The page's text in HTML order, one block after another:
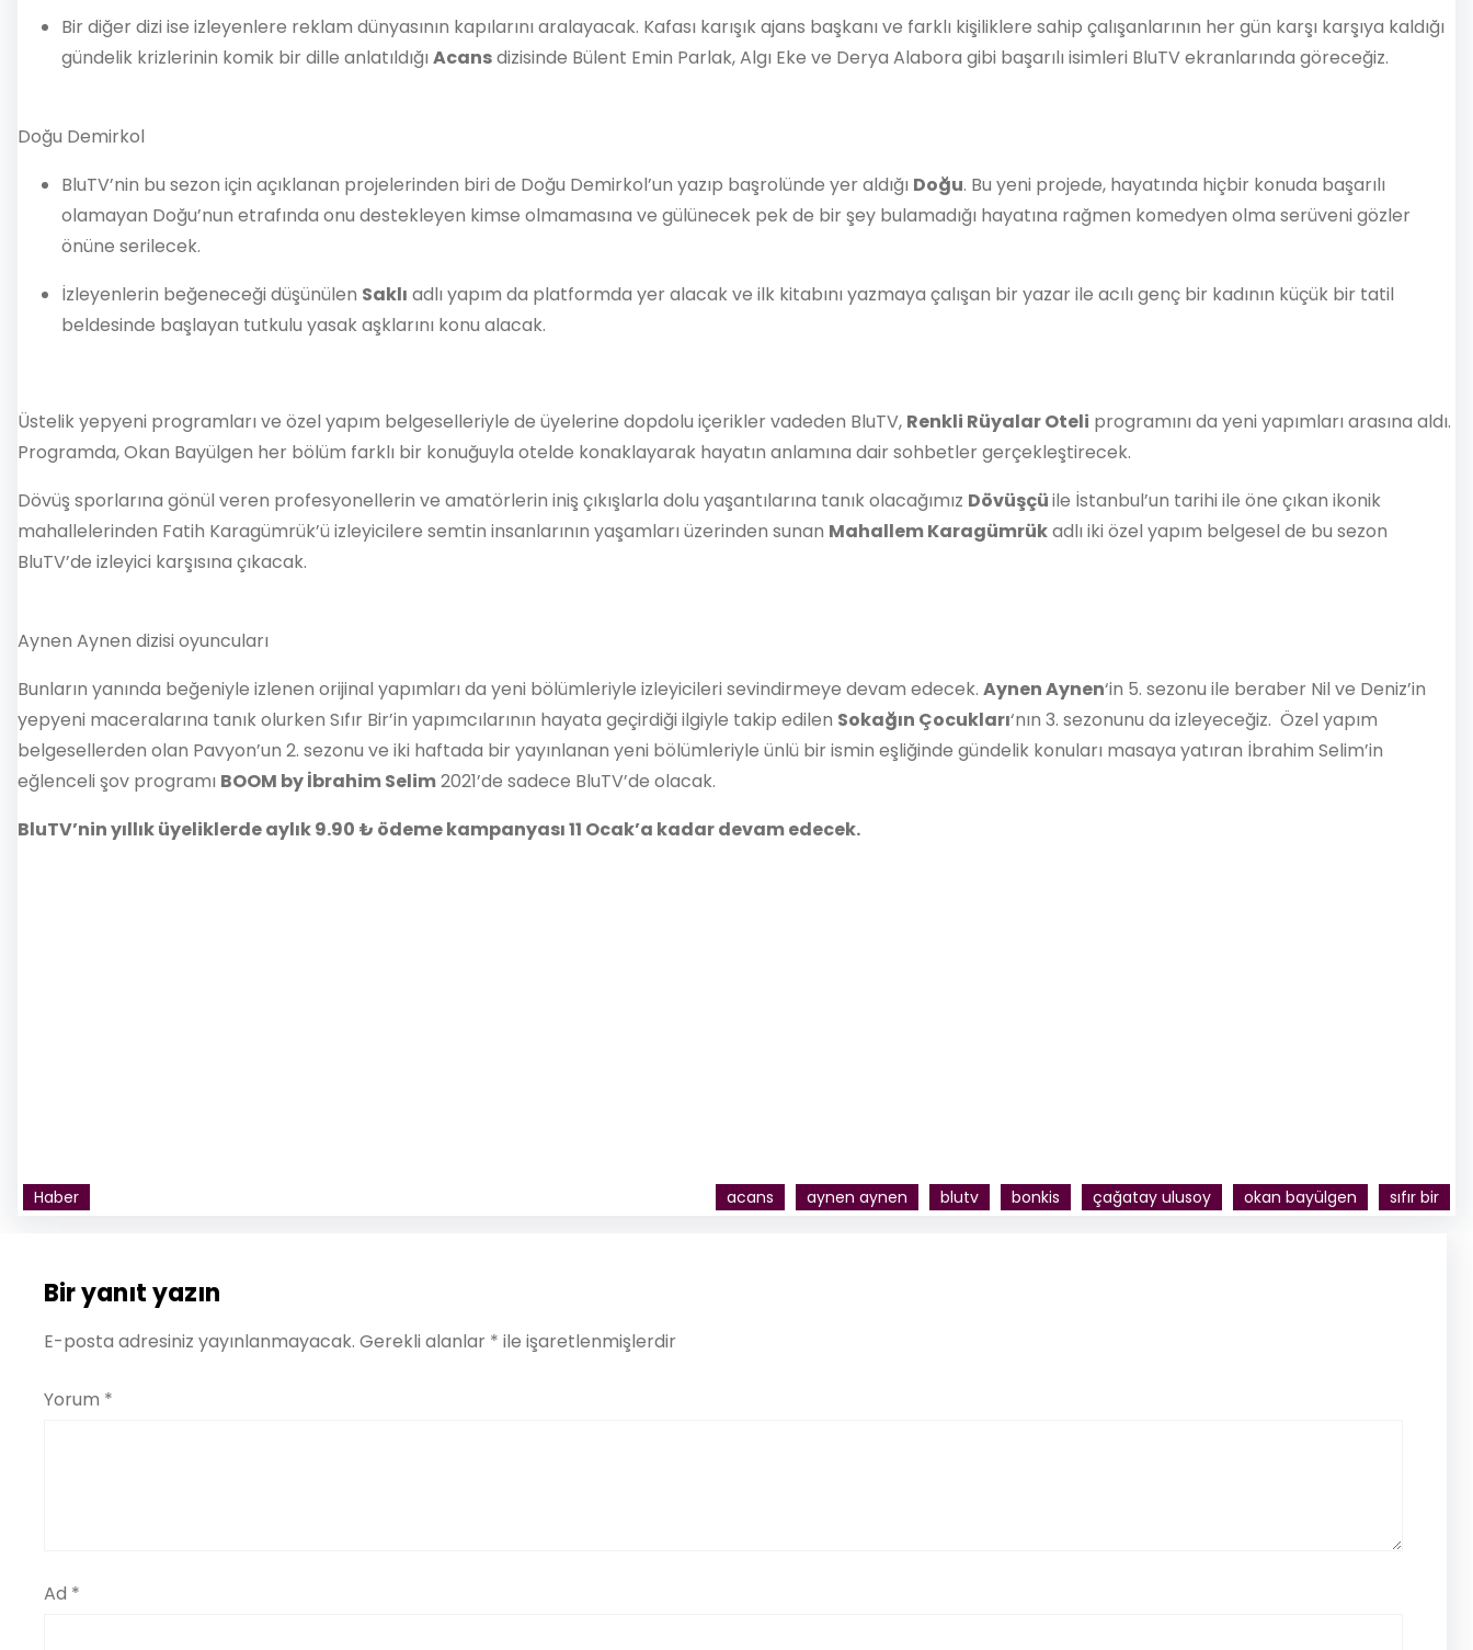
Bir diğer dizi ise izleyenlere reklam dünyasının kapılarını aralayacak. Kafası karışık ajans başkanı ve farklı kişiliklere sahip çalışanlarının her gün karşı karşıya kaldığı
gündelik krizlerinin komik bir dille anlatıldığı Acansdizisinde Bülent Emin Parlak, Algı Eke ve Derya Alabora gibi başarılı isimleri BluTV ekranlarında göreceğiz.
Doğu Demirkol
BluTV’nin bu sezon için açıklanan projelerinden biri de Doğu Demirkol’un yazıp başrolünde yer aldığı Doğu. Bu yeni projede, hayatında hiçbir konuda başarılı
olamayan Doğu’nun etrafında onu destekleyen kimse olmamasına ve gülünecek pek de bir şey bulamadığı hayatına rağmen komedyen olma serüveni gözler
önüne serilecek.
İzleyenlerin beğeneceği düşünülen Saklı adlı yapım da platformda yer alacak ve ilk kitabını yazmaya çalışan bir yazar ile acılı genç bir kadının küçük bir tatil
beldesinde başlayan tutkulu yasak aşklarını konu alacak.
Üstelik yepyeni programları ve özel yapım belgeselleriyle de üyelerine dopdolu içerikler vadeden BluTV, Renkli Rüyalar Oteli programını da yeni yapımları arasına aldı.
Programda, Okan Bayülgen her bölüm farklı bir konuğuyla otelde konaklayarak hayatın anlamına dair sohbetler gerçekleştirecek.
Dövüş sporlarına gönül veren profesyonellerin ve amatörlerin iniş çıkışlarla dolu yaşantılarına tanık olacağımız Dövüşçüile İstanbul’un tarihi ile öne çıkan ikonik
mahallelerinden Fatih Karagümrük’ü izleyicilere semtin insanlarının yaşamları üzerinden sunan Mahallem Karagümrükadlı iki özel yapım belgesel de bu sezon
BluTV’de izleyici karşısına çıkacak.
Aynen Aynen dizisi oyuncuları
Bunların yanında beğeniyle izlenen orijinal yapımları da yeni bölümleriyle izleyicileri sevindirmeye devam edecek. Aynen Aynen‘in 5. sezonu ile beraber Nil ve Deniz’in
yepyeni maceralarına tanık olurken Sıfır Bir’in yapımcılarının hayata geçirdiği ilgiyle takip edilen Sokağın Çocukları‘nın 3. sezonunu da izleyeceğiz. Özel yapım
belgesellerden olan Pavyon’un 2. sezonu ve iki haftada bir yayınlanan yeni bölümleriyle ünlü bir ismin eşliğinde gündelik konuları masaya yatıran İbrahim Selim’in
eğlenceli şov programı BOOM by İbrahim Selim2021’de sadece BluTV’de olacak.
BluTV’nin yıllık üyeliklerde aylık 9.90 ₺ ödeme kampanyası 11 Ocak’a kadar devam edecek.
Haber acans aynen aynen blutv bonkis çağatay ulusoy okan bayülgen sıfır bir
Bir yanıt yazın
E-posta adresiniz yayınlanmayacak. Gerekli alanlar * ile işaretlenmişlerdir
Yorum *
Ad *